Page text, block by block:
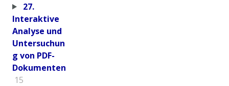
27.
Interaktive
Analyse und
Untersuchun
g von PDF-
Dokumenten
15